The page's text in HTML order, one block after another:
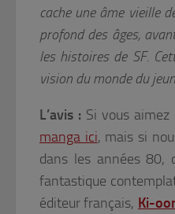
cache une âme vieille
profond des âges,
les histoires de SF.
vision du monde du
L’avis : Si vous
manga ici, mais si
dans les années 80,
fantastique
éditeur français, Ki-